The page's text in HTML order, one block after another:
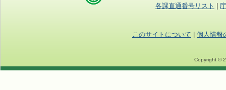
各課直通番号リスト
このサイトについて 個人情報
Copyright ©